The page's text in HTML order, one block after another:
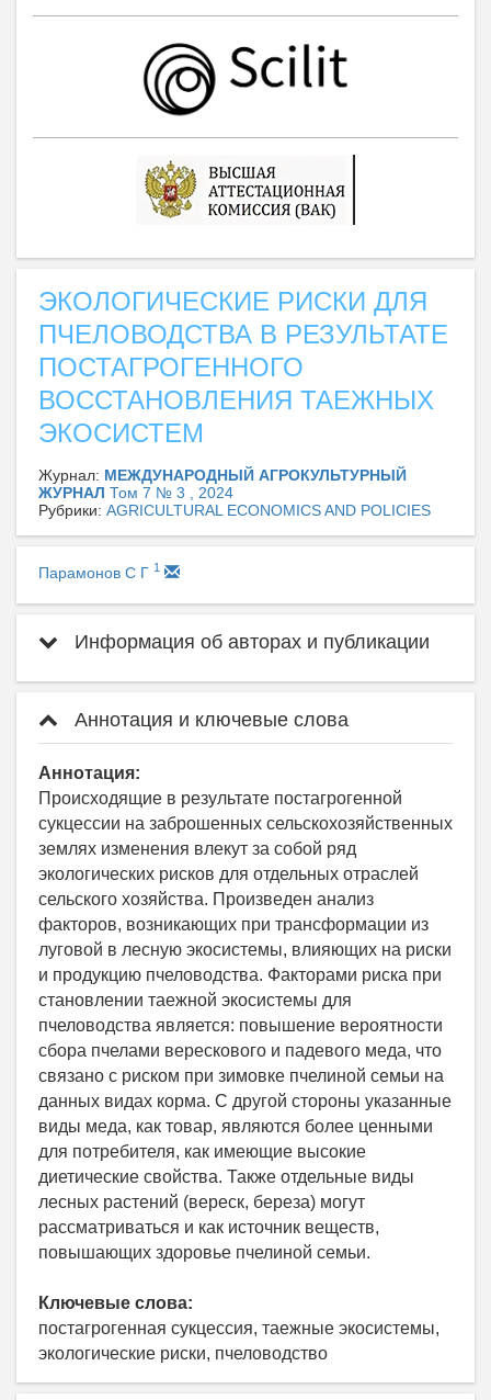
ЭКОЛОГИЧЕСКИЕ РИСКИ ДЛЯ
ПЧЕЛОВОДСТВА В РЕЗУЛЬТАТЕ
ПОСТАГРОГЕННОГО
ВОССТАНОВЛЕНИЯ ТАЕЖНЫХ
ЭКОСИСТЕМ
Журнал: МЕЖДУНАРОДНЫЙ АГРОКУЛЬТУРНЫЙ
ЖУРНАЛ Том 7 № 3 , 2024
Рубрики: AGRICULTURAL ECONOMICS AND POLICIES
Парамонов С Г 1
Информация об авторах и публикации
Аннотация и ключевые слова
Аннотация:
Происходящие в результате постагрогенной
сукцессии на заброшенных сельскохозяйственных
землях изменения влекут за собой ряд
экологических рисков для отдельных отраслей
сельского хозяйства. Произведен анализ
факторов, возникающих при трансформации из
луговой в лесную экосистемы, влияющих на риски
и продукцию пчеловодства. Факторами риска при
становлении таежной экосистемы для
пчеловодства является: повышение вероятности
сбора пчелами верескового и падевого меда, что
связано с риском при зимовке пчелиной семьи на
данных видах корма. С другой стороны указанные
виды меда, как товар, являются более ценными
для потребителя, как имеющие высокие
диетические свойства. Также отдельные виды
лесных растений (вереск, береза) могут
рассматриваться и как источник веществ,
повышающих здоровье пчелиной семьи.
Ключевые слова:
постагрогенная сукцессия, таежные экосистемы,
экологические риски, пчеловодство